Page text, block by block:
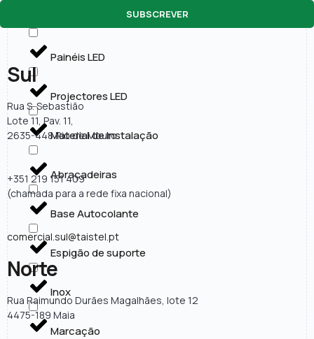
Painéis LED
Projectores LED
Material de Instalação
Abraçadeiras
Base Autocolante
Espigão de suporte
Inox
Marcação
SUBSCREVER
Sul
Rua S. Sebastião
Lote 11, Pav. 11,
2635-448 Rio de Mouro
+351 219 151 409
(chamada para a rede fixa nacional)
comercial.sul@taistel.pt
Norte
Rua Raimundo Durães Magalhães, lote 12
4475-189 Maia